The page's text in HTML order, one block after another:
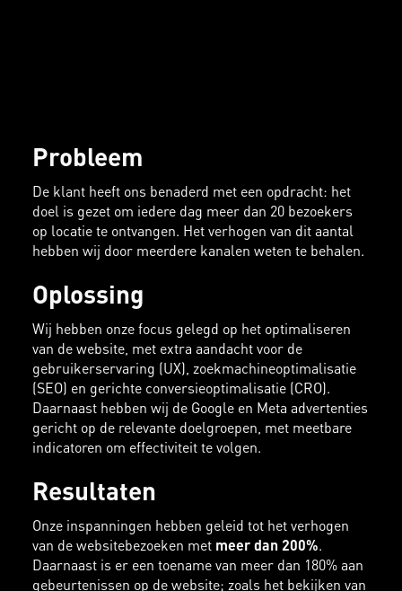
Probleem
De klant heeft ons benaderd met een opdracht: het
doel is gezet om iedere dag meer dan 20 bezoekers
op locatie te ontvangen. Het verhogen van dit aantal
hebben wij door meerdere kanalen weten te behalen.
Oplossing
Wij hebben onze focus gelegd op het optimaliseren
van de website, met extra aandacht voor de
gebruikerservaring (UX), zoekmachineoptimalisatie
(SEO) en gerichte conversieoptimalisatie (CRO).
Daarnaast hebben wij de Google en Meta advertenties
gericht op de relevante doelgroepen, met meetbare
indicatoren om effectiviteit te volgen.
Resultaten
Onze inspanningen hebben geleid tot het verhogen
van de websitebezoeken met meer dan 200%.
Daarnaast is er een toename van meer dan 180% aan
gebeurtenissen op de website; zoals het bekijken van